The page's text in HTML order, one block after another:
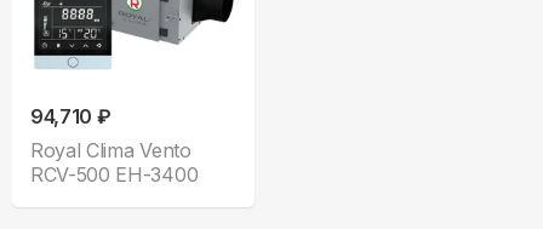
94,710 ₽
Royal Clima Vento
RCV-500 EH-3400